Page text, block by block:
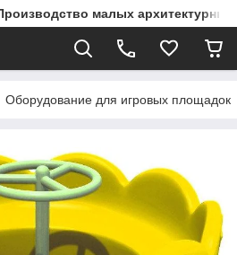
малых
Оборудование для игровых площадок